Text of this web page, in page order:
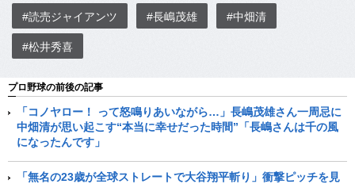
#読売ジャイアンツ #長嶋茂雄 #中畑清
#松井秀喜
プロ野球の前後の記事
「コノヤロー！ って怒鳴りあいながら…」長嶋茂雄さん一周忌に
中畑清が思い起こす“本当に幸せだった時間”「長嶋さんは千の風
になったんです」
「無名の23歳が全球ストレートで大谷翔平斬り」衝撃ピッチを見